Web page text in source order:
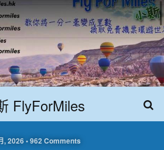
FlyForMiles
, 2026 • 962 Comments